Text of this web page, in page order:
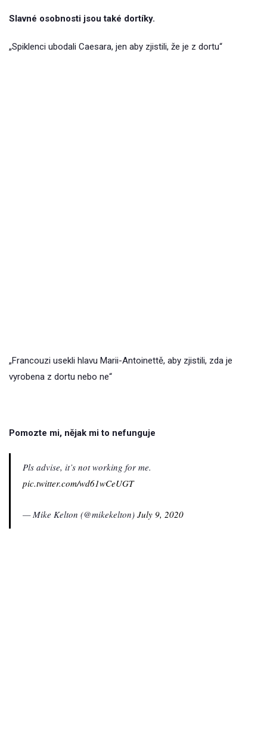
Slavné osobnosti jsou také dortíky.
„Spiklenci ubodali Caesara, jen aby zjistili, že je z dortu“
„Francouzi usekli hlavu Marii-Antoinettě, aby zjistili, zda je
vyrobena z dortu nebo ne“
Pomozte mi, nějak mi to nefunguje
Pls advise, it’s not working for me.
pic.twitter.com/wd61wCeUGT
— Mike Kelton (@mikekelton) July 9, 2020